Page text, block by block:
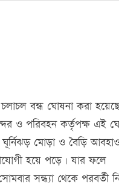
বন্ধ ঘোষনা করা
ও পরিবহন কর্তৃপক্ষ এই
মোড়া ও বৈড়ি
হয়ে পড়ে। যার ফলে
সন্ধ্যা থেকে পরবর্তী